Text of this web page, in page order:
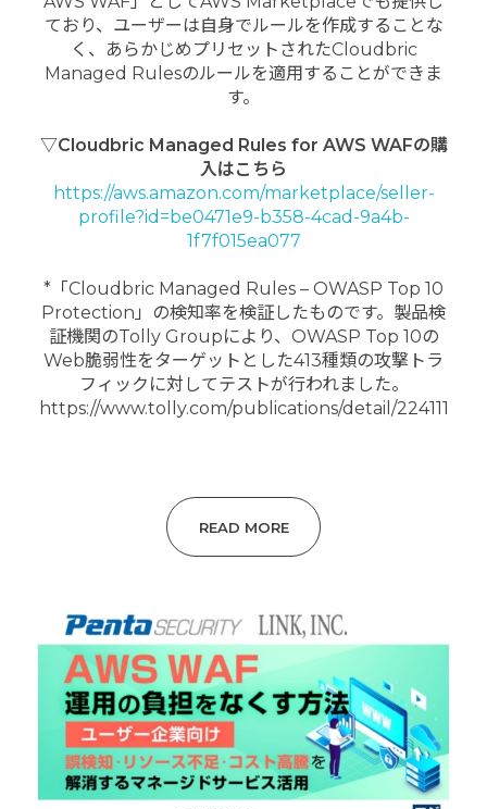
ており、ユーザーは自身でルールを作成することな
く、あらかじめプリセットされたCloudbric
Managed Rulesのルールを適用することができま
す。
▽Cloudbric Managed Rules for AWS WAFの購
入はこちら
https://aws.amazon.com/marketplace/seller-
profile?id=be0471e9-b358-4cad-9a4b-
1f7f015ea077
*「Cloudbric Managed Rules – OWASP Top 10
Protection」の検知率を検証したものです。製品検
証機関のTolly Groupにより、OWASP Top 10の
Web脆弱性をターゲットとした413種類の攻撃トラ
フィックに対してテストが行われました。
https://www.tolly.com/publications/detail/224111
READ MORE